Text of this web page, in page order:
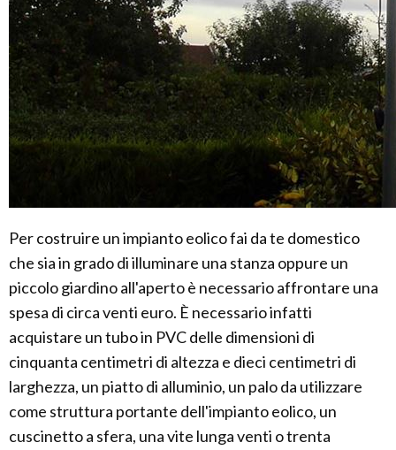
Per costruire un impianto eolico fai da te domestico
che sia in grado di illuminare una stanza oppure un
piccolo giardino all'aperto è necessario affrontare una
spesa di circa venti euro. È necessario infatti
acquistare un tubo in PVC delle dimensioni di
cinquanta centimetri di altezza e dieci centimetri di
larghezza, un piatto di alluminio, un palo da utilizzare
come struttura portante dell'impianto eolico, un
cuscinetto a sfera, una vite lunga venti o trenta